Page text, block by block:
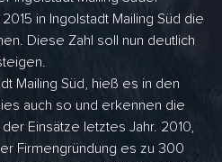
in Ingolstadt Mailing Süd die
Diese Zahl soll nun deutlich
Mailing Süd, hieß es in den
auch so und erkennen die
Einsätze letztes Jahr. 2010,
Firmengründung es zu 300